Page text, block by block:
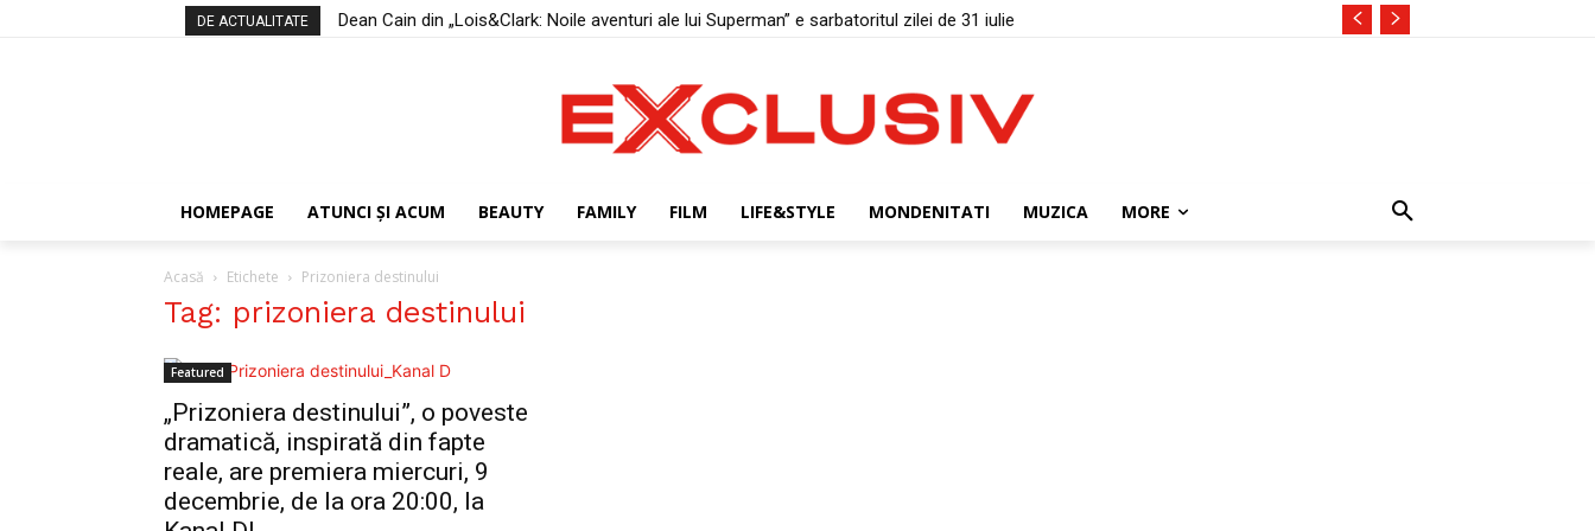
DE ACTUALITATE Dean Cain din „Lois&Clark: Noile aventuri ale lui Superman” e sarbatoritul zilei de 31 iulie
HOMEPAGE ATUNCI ŞI ACUM BEAUTY FAMILY FILM LIFE&STYLE MONDENITATI MUZICA MORE
Acasă Etichete Prizoniera destinului
Tag: prizoniera destinului
Featured
„Prizoniera destinului”, o poveste
dramatică, inspirată din fapte
reale, are premiera miercuri, 9
decembrie, de la ora 20:00, la